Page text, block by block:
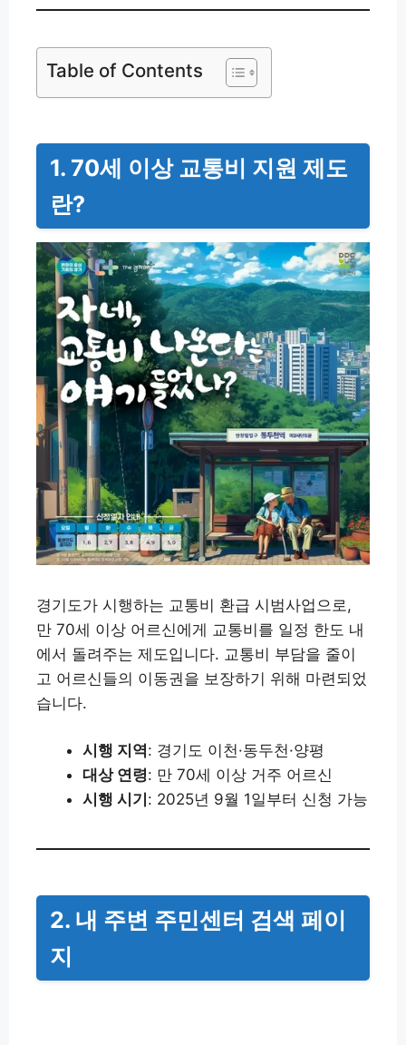
Table of Contents
1. 70세 이상 교통비 지원 제도
란?
경기도가 시행하는 교통비 환급 시범사업으로,
만 70세 이상 어르신에게 교통비를 일정 한도 내
에서 돌려주는 제도입니다. 교통비 부담을 줄이
고 어르신들의 이동권을 보장하기 위해 마련되었
습니다.
시행 지역: 경기도 이천·동두천·양평
대상 연령: 만 70세 이상 거주 어르신
시행 시기: 2025년 9월 1일부터 신청 가능
2. 내 주변 주민센터 검색 페이
지